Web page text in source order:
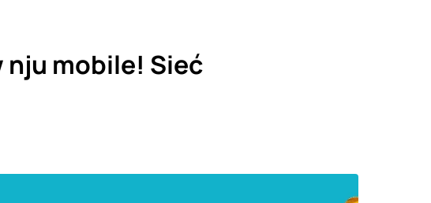
nju mobile! Sieć